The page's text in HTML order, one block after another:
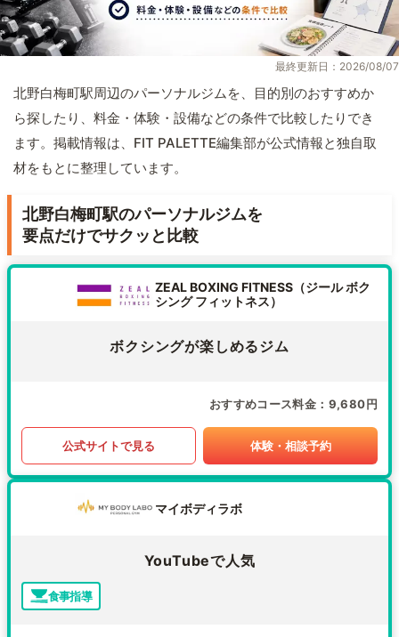
最終更新日：2026/08/07
北野白梅町駅周辺のパーソナルジムを、目的別のおすすめか
ら探したり、料金・体験・設備などの条件で比較したりでき
ます。掲載情報は、FIT PALETTE編集部が公式情報と独自取
材をもとに整理しています。
北野白梅町駅のパーソナルジムを
要点だけでサクッと比較
ZEAL BOXING FITNESS（ジール ボク
シング フィットネス）
ボクシングが楽しめるジム
おすすめコース料金 9,680円
公式サイトで見る 体験・相談予約
マイボディラボ
YouTubeで人気
食事指導